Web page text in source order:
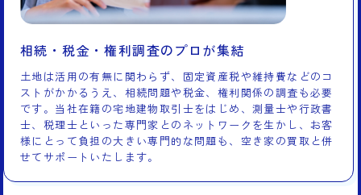
相続・税金・権利調査のプロが集結
土地は活用の有無に関わらず、固定資産税や維持費などのコ
ストがかかるうえ、相続問題や税金、権利関係の調査も必要
です。当社在籍の宅地建物取引士をはじめ、測量士や行政書
士、税理士といった専門家とのネットワークを生かし、お客
様にとって負担の大きい専門的な問題も、空き家の買取と併
せてサポートいたします。